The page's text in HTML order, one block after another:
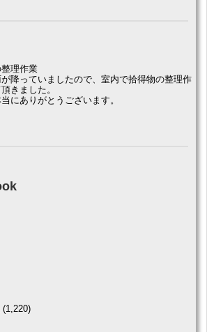
理作業
降っていましたので、室内で拾得物の整理作
きました。
にありがとうございます。
(1,220)